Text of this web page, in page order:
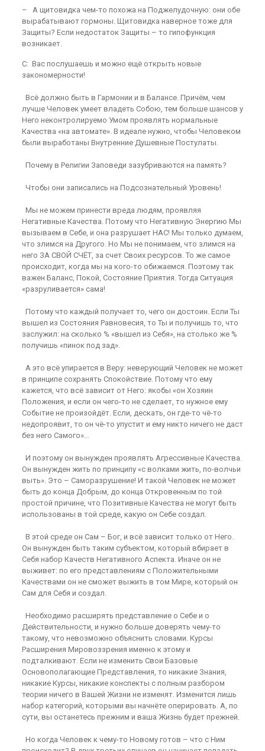
– А щитовидка чем-то похожа на Поджелудочную: они обе
вырабатывают гормоны. Щитовидка наверное тоже для
Защиты? Если недостаток Защиты – то гипофункция
возникает.
С: Вас послушаешь и можно ещё открыть новые
закономерности!
Всё должно быть в Гармонии и в Балансе. Причём, чем
лучше Человек умеет владеть Собою, тем больше шансов у
Него неконтролируемо Умом проявлять нормальные
Качества «на автомате». В идеале нужно, чтобы Человеком
были выработаны Внутренние Душевные Постулаты.
Почему в Религии Заповеди зазубриваются на память?
Чтобы они записались на Подсознательный Уровень!
Мы не можем принести вреда людям, проявляя
Негативные Качества. Потому что Негативную Энергию Мы
вызываем в Себе, и она разрушает НАС! Мы только думаем,
что злимся на Другого. Но Мы не понимаем, что злимся на
него ЗА СВОЙ СЧЁТ, за счет Своих ресурсов. То же самое
происходит, когда мы на кого-то обижаемся. Поэтому так
важен Баланс, Покой, Состояние Приятия. Тогда Ситуация
«разруливается» сама!
Потому что каждый получает то, чего он достоин. Если Ты
вышел из Состояния Равновесия, то Ты и получишь то, что
заслужил: на сколько % «вышел из Себя», на столько же %
получишь «пинок под зад».
А это всё упирается в Веру: неверующий Человек не может
в принципе сохранять Спокойствие. Потому что ему
кажется, что всё зависит от Него: якобы «он Хозяин
Положения, и если он чего-то не сделает, то нужное ему
Событие не произойдёт. Если, дескать, он где-то чё-то
недопроявит, то он чё-то упустит и ему никто ничего не даст
без него Самого»…
И поэтому он вынужден проявлять Агрессивные Качества.
Он вынужден жить по принципу «с волками жить, по-волчьи
выть». Это – Саморазрушение! И такой Человек не может
быть до конца Добрым, до конца Откровенным по той
простой причине, что Позитивные Качества не могут быть
использованы в той среде, какую он Себе создал.
В этой среде он Сам – Бог, и всё зависит только от Него.
Он вынужден быть таким субъектом, который вбирает в
Себя набор Качеств Негативного Аспекта. Иначе он не
выживет: по его представлениям с Положительными
Качествами он не сможет выжить в том Мире, который он
Сам для Себя и создал.
Необходимо расширять представление о Себе и о
Действительности, и нужно больше доверять чему-то
такому, что невозможно объяснить словами. Курсы
Расширения Мировоззрения именно к этому и
подталкивают. Если не изменить Свои Базовые
Основополагающие Представления, то никакие Знания,
никакие Курсы, никакие конспекты с полным разбором
теории ничего в Вашей Жизни не изменят. Изменится лишь
набор категорий, которыми вы начнёте оперировать. А, по
сути, вы останетесь прежним и ваша Жизнь будет прежней.
Но когда Человек к чему-то Новому готов – что с Ним